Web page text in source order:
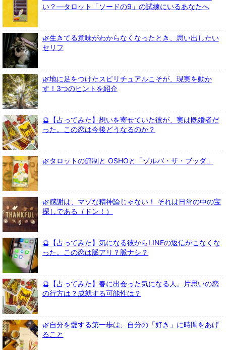
い？—タロット「ソードの9」の試練にいるあなたへ
🌿生きてる意味がわからなくなったとき、思い出したい
セリフ
🌿地に足をつけたスピリチュアルこそが、現実を動か
す！3つのヒントを紹介
🔮【占ってみた】想いを寄せていた彼が、実は既婚者だ
った。この恋は今後どうなるのか？
🌿タロットの節制と OSHOと「ゾルバ・ザ・ブッダ」
🌿感謝は、マゾな精神論じゃない！ それは日常の中の宝
探しである（ドン！）
🔮【占ってみた】気になる彼からLINEの返信がこなくな
った。この恋は脈アリ？脈ナシ？
🔮【占ってみた】春に出会った気になる人。片思いの恋
の行方は？成就する可能性は？
🌿自分を愛する第一歩は、自分の「好き」に時間をあげ
ること